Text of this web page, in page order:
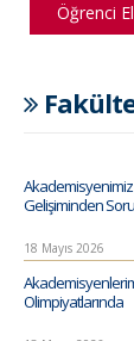
Öğrenci
Gelişiminden
18 Mayıs 2026
Olimpiyatlarında